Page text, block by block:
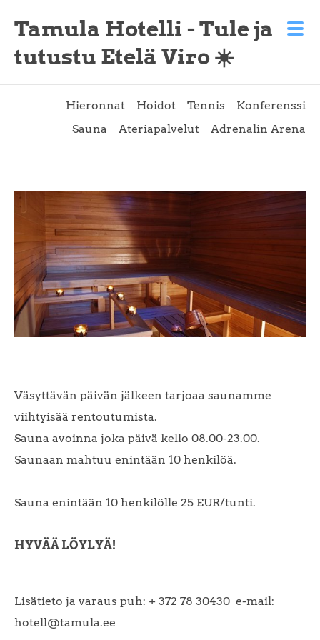
Tamula Hotelli - Tule ja
tutustu Etelä Viro ☀️
Hieronnat Hoidot Tennis
Konferenssi
Sauna
Ateriapalvelut Adrenalin Arena
Väsyttävän päivän jälkeen tarjoaa saunamme
viihtyisää rentoutumista.
Sauna avoinna joka päivä kello 08.00-23.00.
Saunaan mahtuu enintään 10 henkilöä.
Sauna enintään 10 henkilölle 25 EUR/tunti.
HYVÄÄ LÖYLYÄ!
Lisätieto ja varaus puh: + 372 78 30430 e-mail:
hotell@tamula.ee